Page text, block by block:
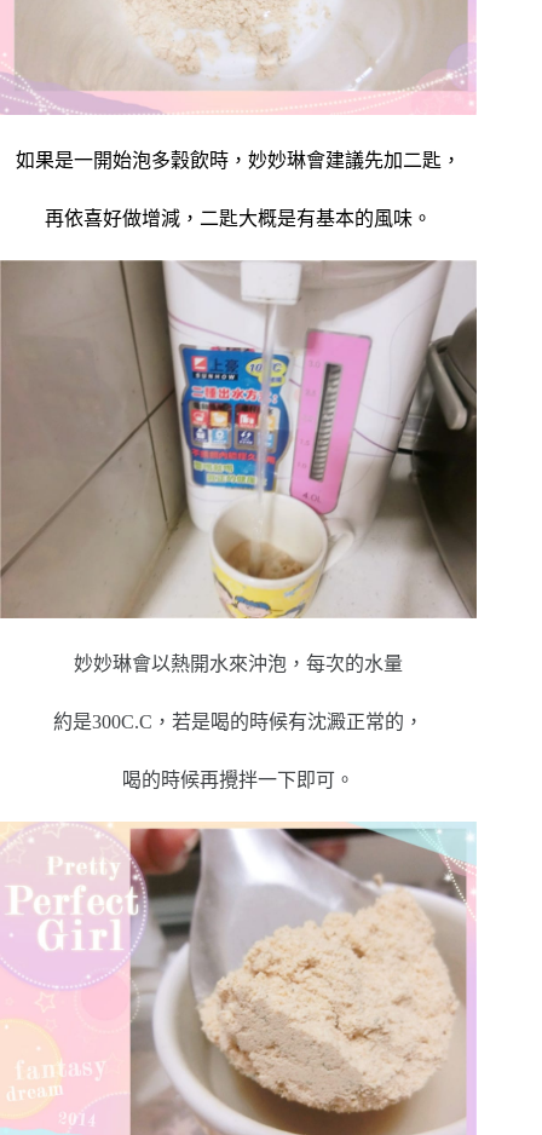
如果是一開始泡多穀飲時，妙妙琳會建議先加二匙，
再依喜好做增減，二匙大概是有基本的風味。
妙妙琳會以熱開水來沖泡，每次的水量
約是300C.C，若是喝的時候有沈澱正常的，
喝的時候再攪拌一下即可。